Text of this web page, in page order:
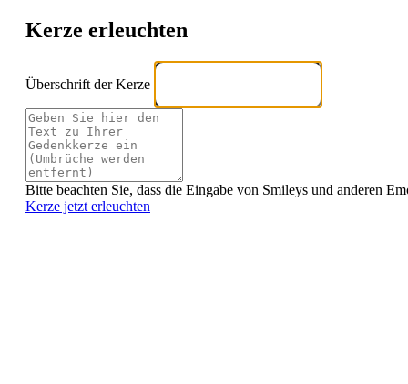
Kerze erleuchten
Überschrift der Kerze
Bitte beachten Sie, dass die Eingabe von Smileys und anderen
Kerze jetzt erleuchten